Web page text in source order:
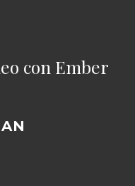
con Ember